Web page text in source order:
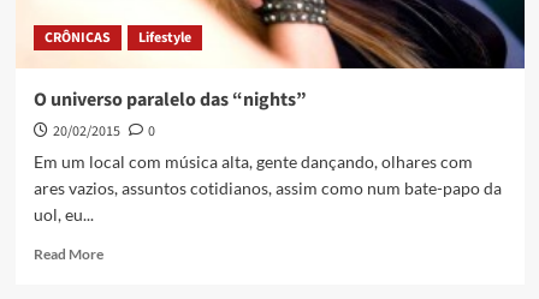
CRÔNICAS Lifestyle
O universo paralelo das “nights”
20/02/2015
0
Em um local com música alta, gente dançando, olhares com
ares vazios, assuntos cotidianos, assim como num bate-papo da
uol, eu...
Read More